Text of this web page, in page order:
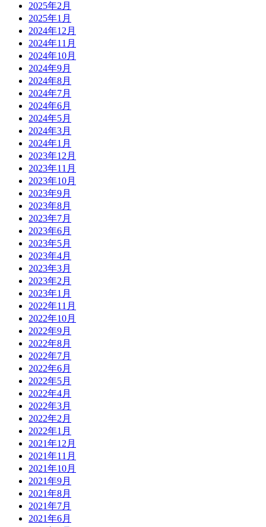
2025年2月
2025年1月
2024年12月
2024年11月
2024年10月
2024年9月
2024年8月
2024年7月
2024年6月
2024年5月
2024年3月
2024年1月
2023年12月
2023年11月
2023年10月
2023年9月
2023年8月
2023年7月
2023年6月
2023年5月
2023年4月
2023年3月
2023年2月
2023年1月
2022年11月
2022年10月
2022年9月
2022年8月
2022年7月
2022年6月
2022年5月
2022年4月
2022年3月
2022年2月
2022年1月
2021年12月
2021年11月
2021年10月
2021年9月
2021年8月
2021年7月
2021年6月